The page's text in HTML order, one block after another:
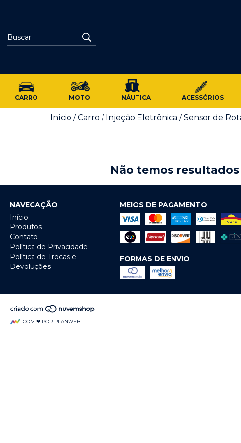
CARRO MOTO NÁUTICA ACESSÓRIOS
Início / Carro / Injeção Eletrônica / Sensor de
Não temos
NAVEGAÇÃO
Início
Produtos
Contato
Política de Privacidade
Política de Trocas e
Devoluções
MEIOS DE PAGAMENTO
FORMAS DE ENVIO
COM ❤ POR PLANWEB